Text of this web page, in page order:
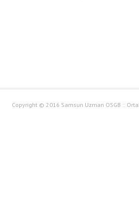
Copyright © 2016 Samsun Uzman OSGB ::